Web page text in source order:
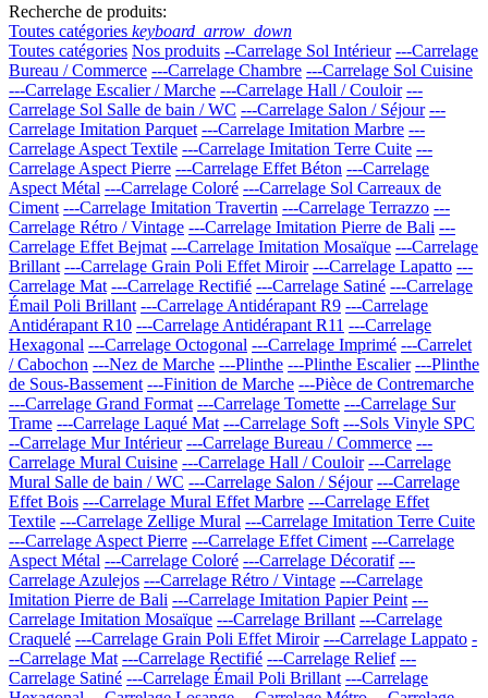
Recherche de produits:
Toutes catégories keyboard_arrow_down
Toutes catégories Nos produits --Carrelage Sol Intérieur ---Carrelage
Bureau / Commerce ---Carrelage Chambre ---Carrelage Sol Cuisine
---Carrelage Escalier / Marche ---Carrelage Hall / Couloir ---
Carrelage Sol Salle de bain / WC ---Carrelage Salon / Séjour ---
Carrelage Imitation Parquet ---Carrelage Imitation Marbre ---
Carrelage Aspect Textile ---Carrelage Imitation Terre Cuite ---
Carrelage Aspect Pierre ---Carrelage Effet Béton ---Carrelage
Aspect Métal ---Carrelage Coloré ---Carrelage Sol Carreaux de
Ciment ---Carrelage Imitation Travertin ---Carrelage Terrazzo ---
Carrelage Rétro / Vintage ---Carrelage Imitation Pierre de Bali ---
Carrelage Effet Bejmat ---Carrelage Imitation Mosaïque ---Carrelage
Brillant ---Carrelage Grain Poli Effet Miroir ---Carrelage Lapatto ---
Carrelage Mat ---Carrelage Rectifié ---Carrelage Satiné ---Carrelage
Émail Poli Brillant ---Carrelage Antidérapant R9 ---Carrelage
Antidérapant R10 ---Carrelage Antidérapant R11 ---Carrelage
Hexagonal ---Carrelage Octogonal ---Carrelage Imprimé ---Carrelet
/ Cabochon ---Nez de Marche ---Plinthe ---Plinthe Escalier ---Plinthe
de Sous-Bassement ---Finition de Marche ---Pièce de Contremarche
---Carrelage Grand Format ---Carrelage Tomette ---Carrelage Sur
Trame ---Carrelage Laqué Mat ---Carrelage Soft ---Sols Vinyle SPC
--Carrelage Mur Intérieur ---Carrelage Bureau / Commerce ---
Carrelage Mural Cuisine ---Carrelage Hall / Couloir ---Carrelage
Mural Salle de bain / WC ---Carrelage Salon / Séjour ---Carrelage
Effet Bois ---Carrelage Mural Effet Marbre ---Carrelage Effet
Textile ---Carrelage Zellige Mural ---Carrelage Imitation Terre Cuite
---Carrelage Aspect Pierre ---Carrelage Effet Ciment ---Carrelage
Aspect Métal ---Carrelage Coloré ---Carrelage Décoratif ---
Carrelage Azulejos ---Carrelage Rétro / Vintage ---Carrelage
Imitation Pierre de Bali ---Carrelage Imitation Papier Peint ---
Carrelage Imitation Mosaïque ---Carrelage Brillant ---Carrelage
Craquelé ---Carrelage Grain Poli Effet Miroir ---Carrelage Lappato -
--Carrelage Mat ---Carrelage Rectifié ---Carrelage Relief ---
Carrelage Satiné ---Carrelage Émail Poli Brillant ---Carrelage